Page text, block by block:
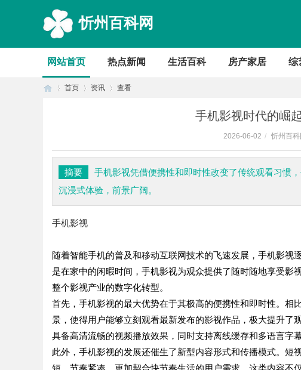
忻州百科网
网站首页 热点新闻 生活百科 房产家居 综
首页 资讯 查看
手机影视时代的崛
2026-06-02 / 忻州百科
摘要
手机影视凭借便携性和即时性改变了传统观看习惯
沉浸式体验，前景广阔。
手机影视
随着智能手机的普及和移动互联网技术的飞速发展，手机影
是在家中的闲暇时间，手机影视为观众提供了随时随地享受影
整个影视产业的数字化转型。
首先，手机影视的最大优势在于其极高的便携性和即时性。
景，使得用户能够立刻观看最新发布的影视作品，极大提升了
具备高清流畅的视频播放效果，同时支持离线缓存和多语言字
此外，手机影视的发展还催生了新型内容形式和传播模式。
短、节奏紧凑，更加契合快节奏生活的用户需求。这类内容